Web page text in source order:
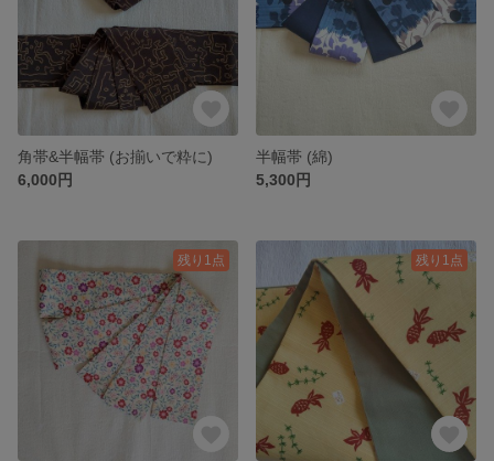
角帯&半幅帯 (お揃いで粋に)
6,000円
半幅帯 (綿)
5,300円
残り1点 残り1点